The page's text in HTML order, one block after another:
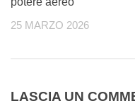
25 MARZO 2026
LASCIA UN